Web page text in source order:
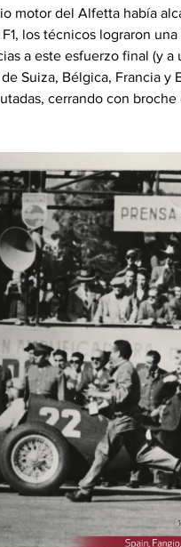
motor del Alfetta había
los técnicos lograron una
a este esfuerzo final (y a
Suiza, Bélgica, Francia y
cerrando con broche